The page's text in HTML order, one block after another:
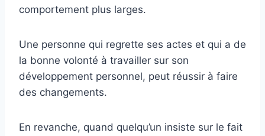
comportement plus larges.
Une personne qui regrette ses actes et qui a de
la bonne volonté à travailler sur son
développement personnel, peut réussir à faire
des changements.
En revanche, quand quelqu’un insiste sur le fait